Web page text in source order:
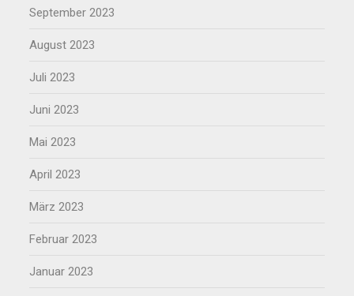
September 2023
August 2023
Juli 2023
Juni 2023
Mai 2023
April 2023
März 2023
Februar 2023
Januar 2023